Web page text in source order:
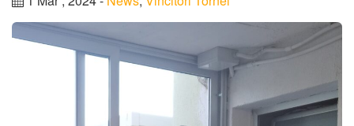
Regolamento
Statuto